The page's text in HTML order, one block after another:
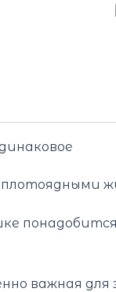
плотоядными
важная для